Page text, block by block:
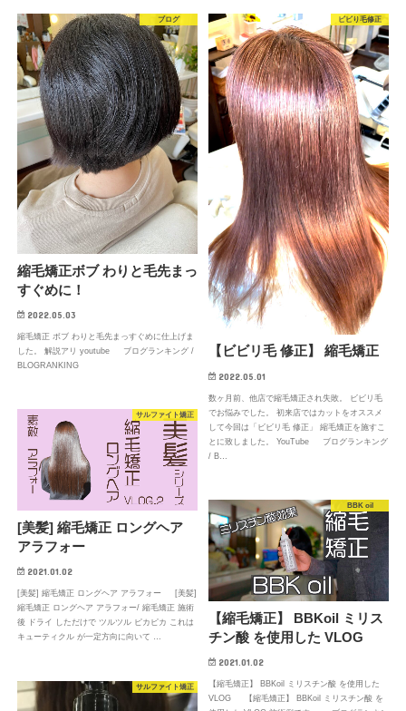
ブログ
縮毛矯正ボブ わりと毛先まっ
すぐめに！
2022.05.03
縮毛矯正 ボブ わりと毛先まっすぐめに仕上げま
した。 解説アリ youtube ブログランキング /
BLOGRANKING
ビビり毛修正
【ビビリ毛 修正】 縮毛矯正
2022.05.01
数ヶ月前、他店で縮毛矯正され失敗。 ビビリ毛
でお悩みでした。 初来店ではカットをオススメ
して今回は「ビビリ毛 修正」 縮毛矯正を施すこ
とに致しました。 YouTube ブログランキング
/ B…
サルファイト矯正
[美髪] 縮毛矯正 ロングヘア
アラフォー
2021.01.02
[美髪] 縮毛矯正 ロングヘア アラフォー [美髪]
縮毛矯正 ロングヘア アラフォー/ 縮毛矯正 施術
後 ドライ しただけで ツルツル ピカピカ これは
キューティクル が一定方向に向いて …
BBK oil
【縮毛矯正】 BBKoil ミリス
チン酸 を使用した VLOG
2021.01.02
【縮毛矯正】 BBKoil ミリスチン酸 を使用した
VLOG 【縮毛矯正】 BBKoil ミリスチン酸 を
サルファイト矯正